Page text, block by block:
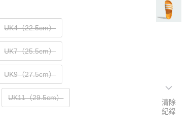
UK4（22.5cm）
UK7（25.5cm）
UK9（27.5cm）
UK11（29.5cm）
清除
紀錄